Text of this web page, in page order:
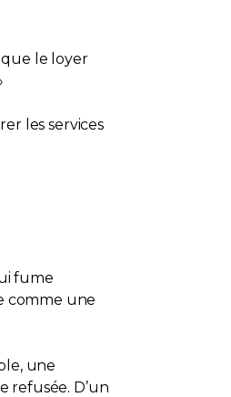
le loyer
les services
fume
comme une
une
refusée. D’un